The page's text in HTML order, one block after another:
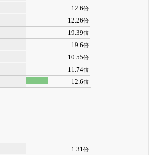
12.6倍
12.26倍
19.39倍
19.6倍
10.55倍
11.74倍
12.6倍
1.31倍